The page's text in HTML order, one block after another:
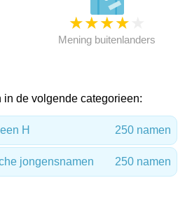
★★★★
Mening buitenlanders
in de volgende categorieen:
H 250 namen
jongensnamen 250 namen